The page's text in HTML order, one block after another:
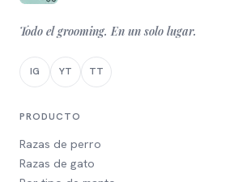
Todo el grooming. En un solo lugar.
IG YT TT
PRODUCTO
Razas de perro
Razas de gato